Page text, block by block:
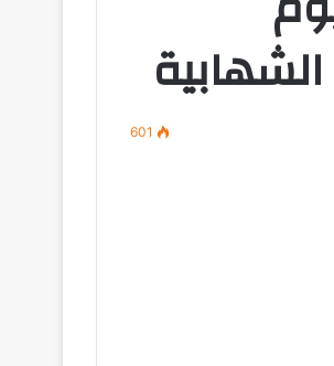
601